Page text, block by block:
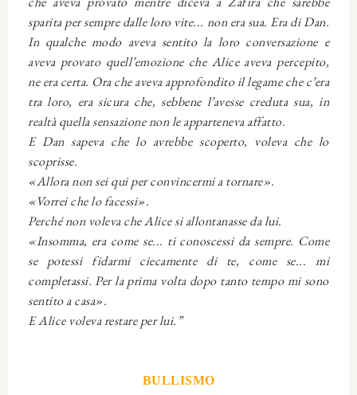
sparita per sempre dalle loro vite... non era sua. Era di Dan.
In qualche modo aveva sentito la loro conversazione e
aveva provato quell’emozione che Alice aveva percepito,
ne era certa. Ora che aveva approfondito il legame che c’era
tra loro, era sicura che, sebbene l’avesse creduta sua, in
realtà quella sensazione non le apparteneva affatto.
E Dan sapeva che lo avrebbe scoperto, voleva che lo
scoprisse.
«Allora non sei qui per convincermi a tornare».
«Vorrei che lo facessi».
Perché non voleva che Alice si allontanasse da lui.
«Insomma, era come se... ti conoscessi da sempre. Come
se potessi fidarmi ciecamente di te, come se... mi
completassi. Per la prima volta dopo tanto tempo mi sono
sentito a casa».
E Alice voleva restare per lui.”
BULLISMO